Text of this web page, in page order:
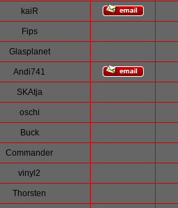
kaiR
Fips
Glasplanet
Andi741
SKAtja
oschi
Buck
Commander
vinyl2
Thorsten